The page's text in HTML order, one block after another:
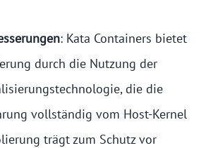
: Kata Containers bietet
durch die Nutzung der
die die
vollständig vom Host-Kernel
trägt zum Schutz vor